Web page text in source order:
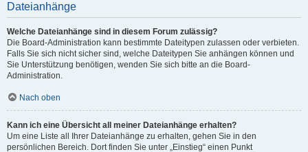
Dateianhänge
Welche Dateianhänge sind in diesem Forum zulässig?
Die Board-Administration kann bestimmte Dateitypen zulassen oder verbieten.
Falls Sie sich nicht sicher sind, welche Dateitypen Sie anhängen können und
Sie Unterstützung benötigen, wenden Sie sich bitte an die Board-
Administration.
Nach oben
Kann ich eine Übersicht all meiner Dateianhänge erhalten?
Um eine Liste all Ihrer Dateianhänge zu erhalten, gehen Sie in den
persönlichen Bereich. Dort finden Sie unter „Einstieg“ einen Punkt